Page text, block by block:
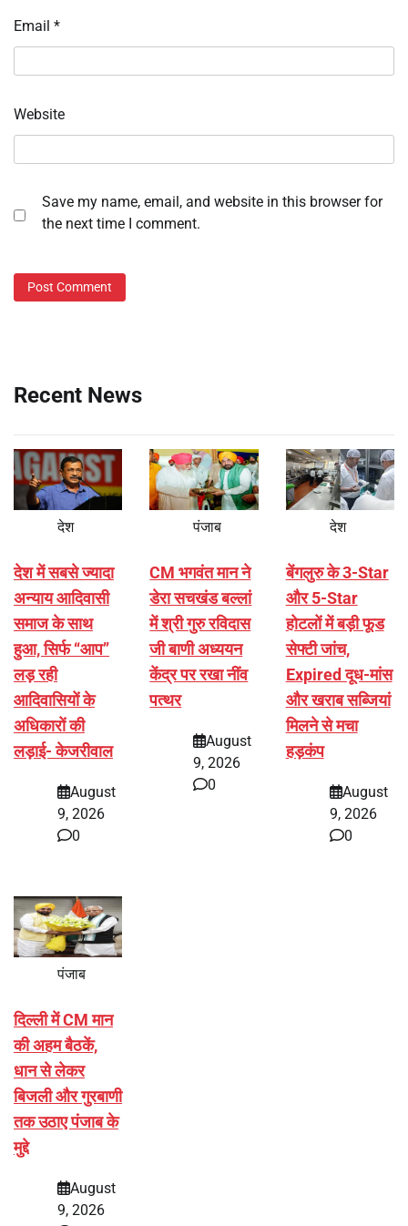
Email *
Website
Save my name, email, and website in this browser for
the next time I comment.
Recent News
देश
देश में सबसे ज्यादा
अन्याय आदिवासी
समाज के साथ
हुआ, सिर्फ ‘‘आप’’
लड़ रही
आदिवासियों के
अधिकारों की
लड़ाई- केजरीवाल
August
9, 2026
0
पंजाब
CM भगवंत मान ने
डेरा सचखंड बल्लां
में श्री गुरु रविदास
जी बाणी अध्ययन
केंद्र पर रखा नींव
पत्थर
August
9, 2026
0
देश
बेंगलुरु के 3-Star
और 5-Star
होटलों में बड़ी फूड
सेफ्टी जांच,
Expired दूध-मांस
और खराब सब्जियां
मिलने से मचा
हड़कंप
August
9, 2026
0
पंजाब
दिल्ली में CM मान
की अहम बैठकें,
धान से लेकर
बिजली और गुरबाणी
तक उठाए पंजाब के
मुद्दे
August
9, 2026